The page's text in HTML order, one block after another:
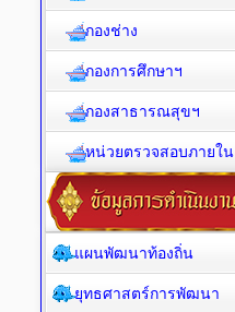
กองช่าง
กองการศึกษาฯ
กองสาธารณสุขฯ
หน่วยตรวจสอบภายใน
แผนพัฒนาท้องถิ่น
ยุทธศาสตร์การพัฒนา